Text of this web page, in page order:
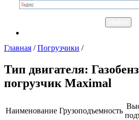
Главная /Погрузчики /
Тип двигателя:
погрузчик Maximal
Наименование Грузоподъемность